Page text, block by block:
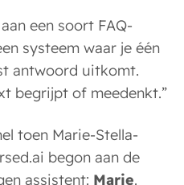
een soort FAQ-
systeem waar je één
antwoord uitkomt.
begrijpt of meedenkt.”
toen Marie-Stella-
begon aan de
assistent: Marie.